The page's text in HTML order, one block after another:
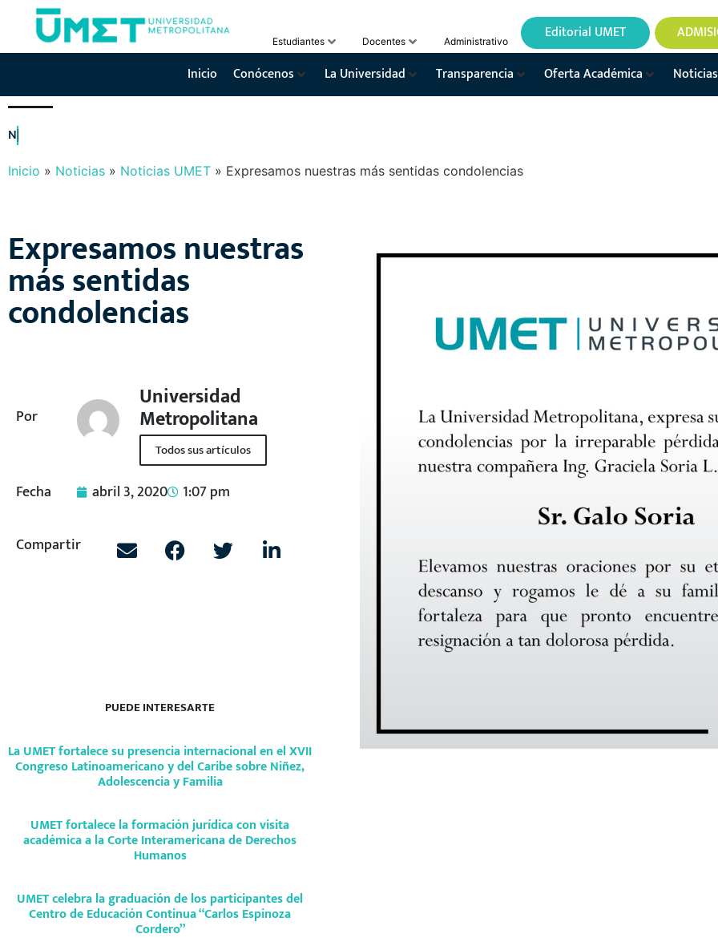
Estudiantes Docentes Administrativo Editorial UMET
Inicio
Conócenos La Universidad Transparencia Oferta Académica
NO
Inicio » Noticias » Noticias UMET » Expresamos nuestras más sentidas condolencias
Expresamos nuestras
más sentidas
condolencias
Por
Universidad
Metropolitana
Todos sus artículos
Fecha abril 3, 2020 1:07 pm
Compartir
PUEDE INTERESARTE
La UMET fortalece su presencia internacional en el XVII
Congreso Latinoamericano y del Caribe sobre Niñez,
Adolescencia y Familia
UMET fortalece la formación jurídica con visita
académica a la Corte Interamericana de Derechos
Humanos
UMET celebra la graduación de los participantes del
Centro de Educación Continua “Carlos Espinoza
Cordero”